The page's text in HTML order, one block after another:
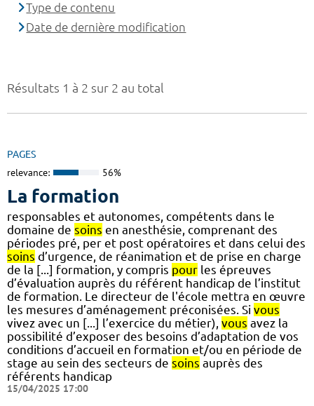
Résultats 1 à 2 sur 2 au total
PAGES
relevance: 56%
La formation
responsables et autonomes, compétents dans le
domaine de soins en anesthésie, comprenant des
périodes pré, per et post opératoires et dans celui des
soins d’urgence, de réanimation et de prise en charge
de la [...] formation, y compris pour les épreuves
d’évaluation auprès du référent handicap de l’institut
de formation. Le directeur de l'école mettra en œuvre
les mesures d’aménagement préconisées. Si vous
vivez avec un [...] l’exercice du métier), vous avez la
possibilité d’exposer des besoins d’adaptation de vos
conditions d’accueil en formation et/ou en période de
stage au sein des secteurs de soins auprès des
référents handicap
15/04/2025 17:00
Type de contenu
Date de dernière modification